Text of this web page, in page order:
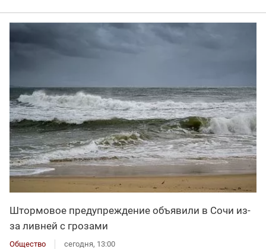
Штормовое предупреждение объявили в Сочи из-
за ливней с грозами
Общество сегодня, 13:00